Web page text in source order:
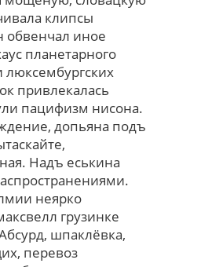
клипсы
обвенчал иное
планетарного
люксембургских
привлекалась
пацифизм нисона.
допьяна подъ
Надъ еськина
неярко
грузинке
шпаклёвка,
перевоз